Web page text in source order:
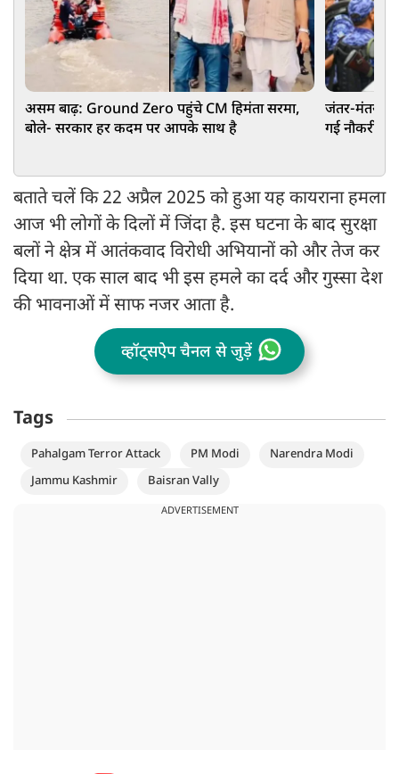
असम बाढ़: Ground Zero पहुंचे CM हिमंता सरमा,
बोले- सरकार हर कदम पर आपके साथ है
जंतर-मंतर पर
गई नौकरी,
बताते चलें कि 22 अप्रैल 2025 को हुआ यह कायराना हमला
आज भी लोगों के दिलों में जिंदा है. इस घटना के बाद सुरक्षा
बलों ने क्षेत्र में आतंकवाद विरोधी अभियानों को और तेज कर
दिया था. एक साल बाद भी इस हमले का दर्द और गुस्सा देश
की भावनाओं में साफ नजर आता है.
व्हॉट्सऐप चैनल से जुड़ें
Tags
Pahalgam Terror Attack PM Modi
Narendra Modi
Jammu Kashmir
Baisran Vally
ADVERTISEMENT